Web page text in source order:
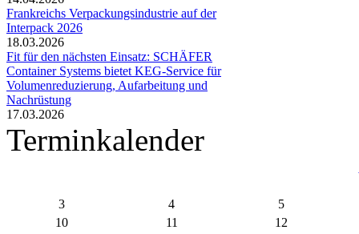
Frankreichs Verpackungsindustrie auf der
Interpack 2026
18.03.2026
Fit für den nächsten Einsatz: SCHÄFER
Container Systems bietet KEG-Service für
Volumenreduzierung, Aufarbeitung und
Nachrüstung
17.03.2026
Terminkalender
3 4
5
10
11
12